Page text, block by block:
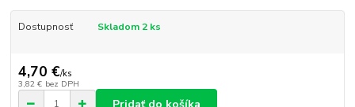
Dostupnosť Skladom 2 ks
4,70 €/ks
3,82 € bez DPH